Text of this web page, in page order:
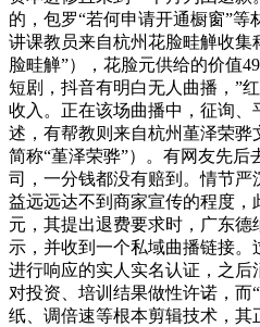
的，包罗“若何申请开通橱窗”
讲课教员来自杭州花脸畦觯收集
脸畦觯”），花脸元供给的价值
短剧，抖音有明白无人曲播，”
收入。正在该场曲播中，征询
述，有帮教则来自杭州堇泽荣
简称“堇泽荣骅”）。有网友先
司，一分钱都没有赔到。情节
益远远达不到商家宣传的程度
元，其提出退费要求时，广东
示，并收到一个私域曲播链接
进行响应的实人实名认证，之
对投资、培训结果做性许诺，
纸、调倍速等根本剪辑技术，